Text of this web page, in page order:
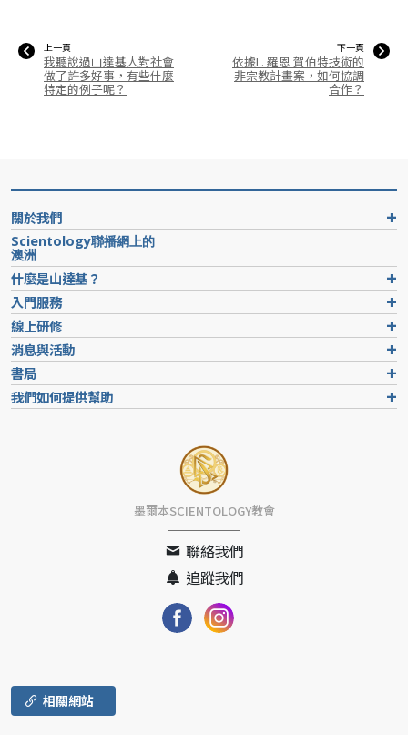
上一頁
我聽說過山達基人對社會
做了許多好事，有些什麼
特定的例子呢？
下一頁
依據L. 羅恩 賀伯特技術的
非宗教計畫案，如何協調
合作？
關於我們
Scientology聯播網上的
澳洲
什麼是山達基？
入門服務
線上研修
消息與活動
書局
我們如何提供幫助
墨爾本SCIENTOLOGY教會
聯絡我們
追蹤我們
相關網站